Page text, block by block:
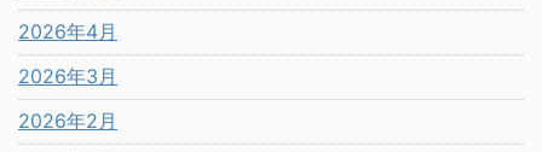
2026年4月
2026年3月
2026年2月